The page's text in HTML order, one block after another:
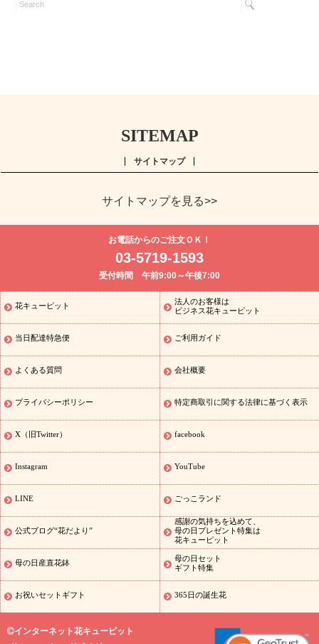
SITEMAP
サイトマップ
サイトマップを見る>>
お祝い 誕生日フラワーギフト特集
お供え・お悔やみの花
四十九日法要以降に贈る花
通夜・葬儀に贈る花
胡蝶蘭・花鉢 プリザーブドフラワー
のイベント
ひまわり ギフト・プレゼント特集
お盆 花（新盆・初
盆）
季節のイベント お盆 花（新盆・初盆）
お盆 花（新盆・
初盆）
お盆・お供え 花とセットギフト
お盆・お供え プリザーブ
ドフラワー
ひまわり ギフト・プレゼント特集
元・暑中見舞い 花のギフト特集
敬老の日におくる花ギフト・プレ
ゼント特集
敬老の日におくる花ギフト・プレゼント特集
花のおすすめランキング
敬老の日 花鉢植えのギフト・プレゼント
特集
敬老の日 花とセットギフト・プレゼント特集
敬老の日の花
ズ』コラボキャンペーン
「きょう誕生日なんです」キャンペーン
誕生日の花を探す 誕生日フラワーギフト
誕生日フラワーギフ
ト
誕生日フラワーギフト商品一覧 バラ
9月の誕生花(リンドウ)
トギフト
「きょう誕生日なんです」キャンペーン
用途から探す お祝いの花特集 当日配達特急便
お祝い商品一覧
お祝い
開店・開業祝い 新築・引っ越し祝い 退職祝い
退院祝い・快気祝い
い
プチギフト ペットのお祝いフラワー お中元・暑中見舞い
当日配達特急便 お供え
お悔やみ商品一覧
お供え・お悔やみの花
四十九日法要以降に贈る
お供え お花とセットギフト
その他
お祝い返し お見舞い お取り寄せギフト ビジネス用 ご
お電話からのご注文ＯＫ！
03-5719-1593
受付時間 午前9:00～午後7:00
花キューピット
法人のお客様は
ビジネス花キューピット
当日配達特急便 ご利用ガイド
よくある質問 会社概要
プライバシーポリシー 特定商取引に関する法律に基づく表示
X（旧Twitter） facebook
Instagram YouTube
LINE ごっこランド
公式ブログ“花だより”
感謝の気持ちを込めて、
母の日プレゼント特集は
花キューピット
母の日産直花鉢
母の日セット
ギフト特集
お祝いセットギフト 365日の誕生花
インターネット花キューピット